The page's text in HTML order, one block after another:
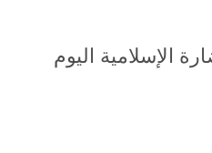
الإسلامية اليوم